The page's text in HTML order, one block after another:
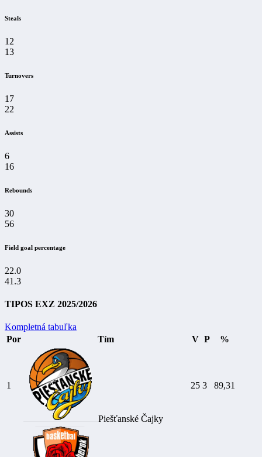
Steals
12
13
Turnovers
17
22
Assists
6
16
Rebounds
30
56
Field goal percentage
22.0
41.3
TIPOS EXZ 2025/2026
Kompletná tabuľka
Por
Tím V P %
1
Piešťanské Čajky
25 3 89,31